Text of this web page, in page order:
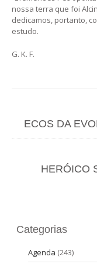
nossa terra que foi
dedicamos, portanto,
estudo.
G. K. F.
ECOS DA
HERÓICO
Categorias
Agenda (243)